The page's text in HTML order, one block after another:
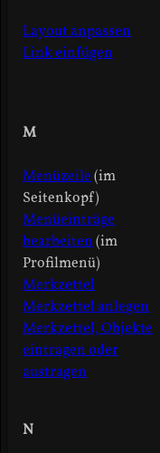
Layout anpassen
Link einfügen
M
Menüzeile(im
Seitenkopf)
Menüeinträge
bearbeiten(im
Profilmenü)
Merkzettel
Merkzettel anlegen
Merkzettel, Objekte
eintragen oder
austragen
N